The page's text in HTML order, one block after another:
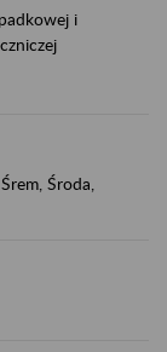
i
Środa,